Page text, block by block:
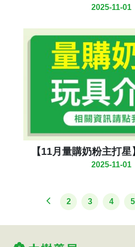
2025-11-01
【11月量購奶粉主打
2025-11-01
2 3 4 5